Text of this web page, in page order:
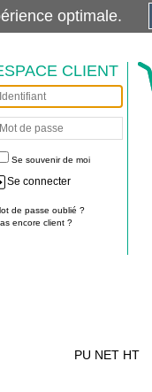
CLIENT
Se souvenir de moi
Se connecter
de passe oublié ?
encore client ?
PU NET HT
optimale.